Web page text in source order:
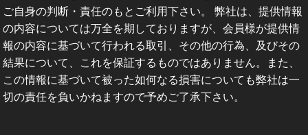
ご自身の判断・責任のもとご利用下さい。 弊社は、提供情報
の内容については万全を期しておりますが、会員様が提供情
報の内容に基づいて行われる取引、その他の行為、及びその
結果について、これを保証するものではありません。また、
この情報に基づいて被った如何なる損害についても弊社は一
切の責任を負いかねますので予めご了承下さい。